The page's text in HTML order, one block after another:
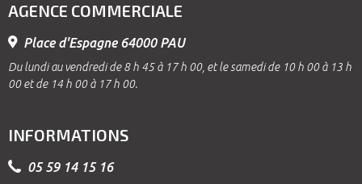
AGENCE COMMERCIALE
Place d'Espagne 64000 PAU
Du lundi au vendredi de 8 h 45 à 17 h 00, et le samedi de 10 h 00 à 13 h
00 et de 14 h 00 à 17 h 00.
INFORMATIONS
05 59 14 15 16